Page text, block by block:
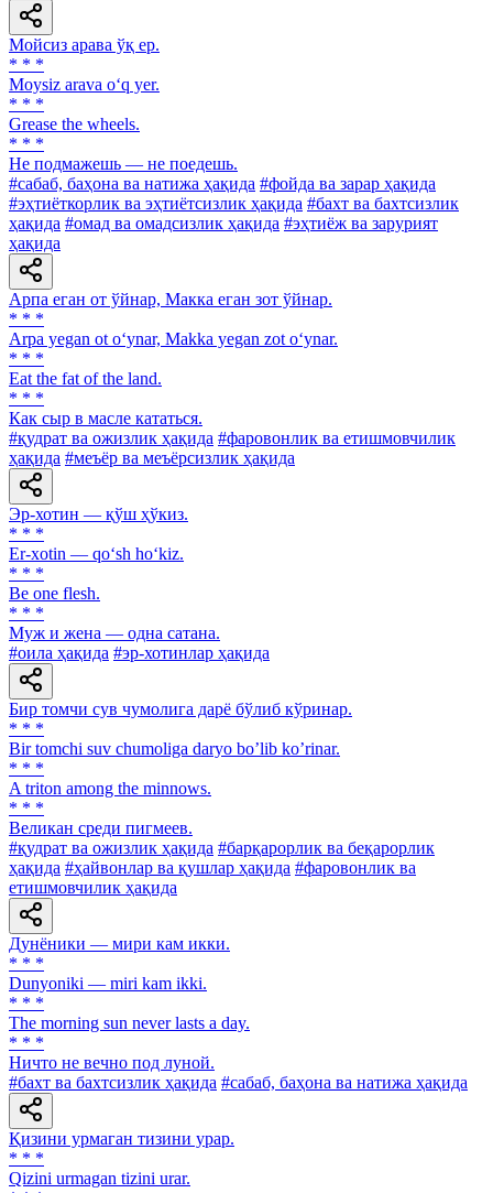
Мойсиз арава ўқ ер.
* * *
Moysiz arava o‘q yer.
* * *
Grease the wheels.
* * *
He подмажешь — не поедешь.
#сабаб, баҳона ва натижа ҳақида #фойда ва зарар ҳақида
#эҳтиёткорлик ва эҳтиётсизлик ҳақида #бахт ва бахтсизлик
ҳақида #омад ва омадсизлик ҳақида #эҳтиёж ва зарурият
ҳақида
Арпа еган от ўйнар, Макка еган зот ўйнар.
* * *
Arpa yegan ot o‘ynar, Makka yegan zot o‘ynar.
* * *
Eat the fat of the land.
* * *
Как сыр в масле кататься.
#қудрат ва ожизлик ҳақида #фаровонлик ва етишмовчилик
ҳақида #меъёр ва меъёрсизлик ҳақида
Эр-хотин — қўш ҳўкиз.
* * *
Er-xotin — qo‘sh ho‘kiz.
* * *
Be one flesh.
* * *
Муж и жена — одна сатана.
#оила ҳақида #эр-хотинлар ҳақида
Бир томчи сув чумолига дарё бўлиб кўринар.
* * *
Bir tomchi suv chumoliga daryo boʼlib koʼrinar.
* * *
A triton among the minnows.
* * *
Великан среди пигмеев.
#қудрат ва ожизлик ҳақида #барқарорлик ва беқарорлик
ҳақида #ҳайвонлар ва қушлар ҳақида #фаровонлик ва
етишмовчилик ҳақида
Дунёники — мири кам икки.
* * *
Dunyoniki — miri kam ikki.
* * *
The morning sun never lasts a day.
* * *
Ничто не вечно под луной.
#бахт ва бахтсизлик ҳақида #сабаб, баҳона ва натижа ҳақида
Қизини урмаган тизини урар.
* * *
Qizini urmagan tizini urar.